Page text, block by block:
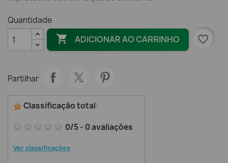
Quantidade
 ADICIONAR AO CARRINHO favorite_border
Partilhar
Classificação total:
0/5- 0avaliações
Ver classificações